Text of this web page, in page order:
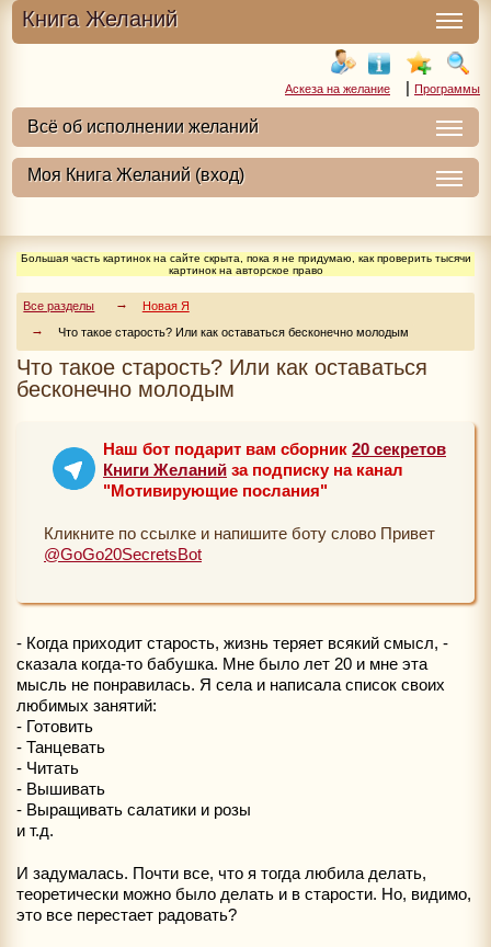
Книга Желаний
Аскеза на желание | Программы
Большая часть картинок на сайте скрыта, пока я не придумаю, как проверить тысячи
картинок на авторское право
Все разделы
Новая Я
Что такое старость? Или как оставаться бесконечно молодым
Что такое старость? Или как оставаться
бесконечно молодым
Наш бот подарит вам сборник 20 секретов
Книги Желаний за подписку на канал
"Мотивирующие послания"
Кликните по ссылке и напишите боту слово Привет
@GoGo20SecretsBot
- Когда приходит старость, жизнь теряет всякий смысл, -
сказала когда-то бабушка. Мне было лет 20 и мне эта
мысль не понравилась. Я села и написала список своих
любимых занятий:
- Готовить
- Танцевать
- Читать
- Вышивать
- Выращивать салатики и розы
и т.д.
И задумалась. Почти все, что я тогда любила делать,
теоретически можно было делать и в старости. Но, видимо,
это все перестает радовать?